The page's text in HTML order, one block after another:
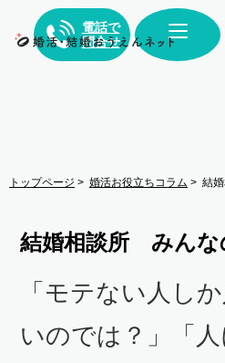
電話で
問合せ
トップページ > 婚活お役立ちコラム > 結
結婚相談所 みんな
「モテない人し
いのでは？」「